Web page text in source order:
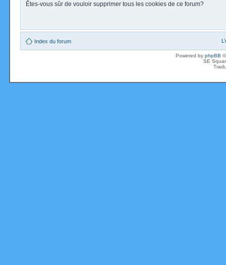
Êtes-vous sûr de vouloir supprimer tous les cookies de ce forum?
Index du forum
Powered by phpBB
SE